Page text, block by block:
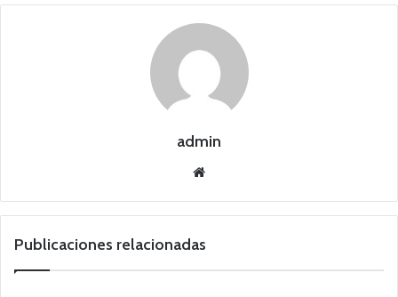
admin
we
Publicaciones relacionadas